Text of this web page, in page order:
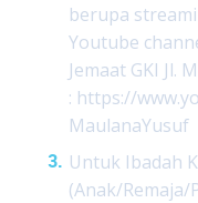
berupa
Youtube
Jemaat GKI Jl.
: https://
MaulanaYusuf
Untuk Ibadah
(Anak/Remaja/